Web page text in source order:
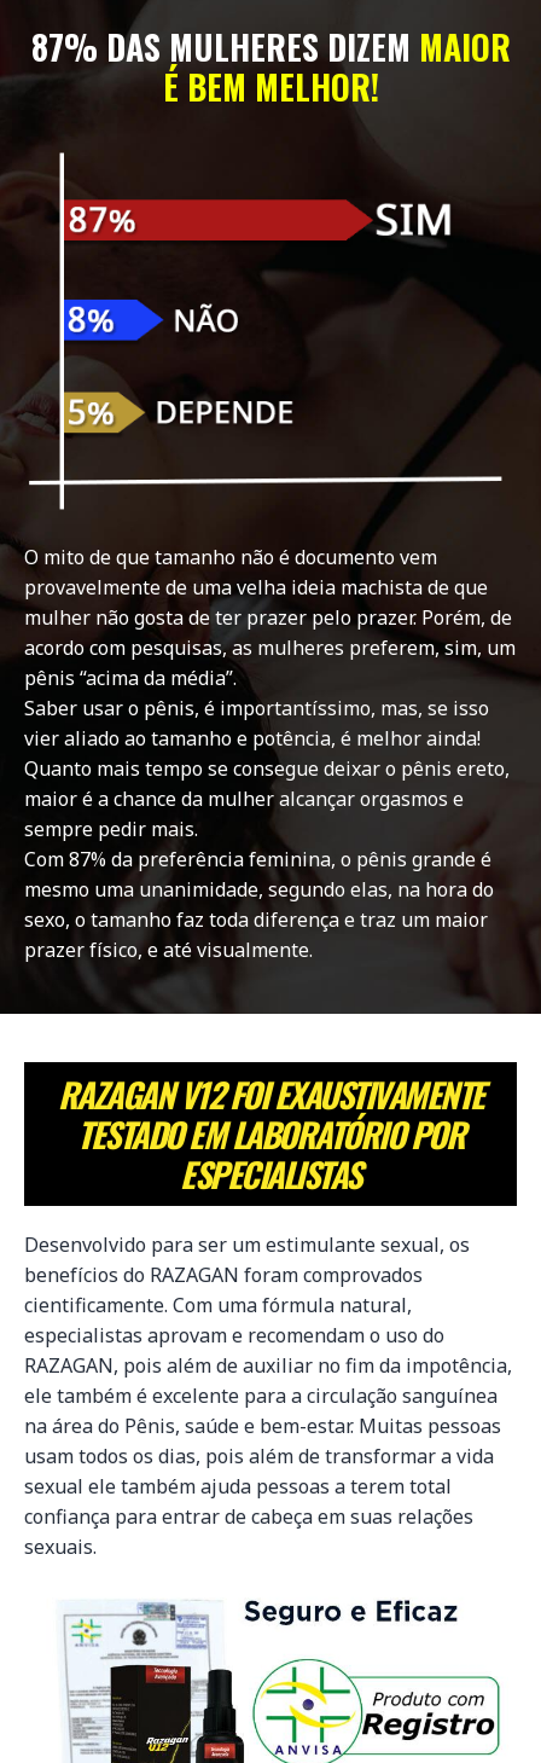
87% DAS MULHERES DIZEM MAIOR
É BEM MELHOR!
O mito de que tamanho não é documento vem
provavelmente de uma velha ideia machista de que
mulher não gosta de ter prazer pelo prazer. Porém, de
acordo com pesquisas, as mulheres preferem, sim, um
pênis “acima da média”.
Saber usar o pênis, é importantíssimo, mas, se isso
vier aliado ao tamanho e potência, é melhor ainda!
Quanto mais tempo se consegue deixar o pênis ereto,
maior é a chance da mulher alcançar orgasmos e
sempre pedir mais.
Com 87% da preferência feminina, o pênis grande é
mesmo uma unanimidade, segundo elas, na hora do
sexo, o tamanho faz toda diferença e traz um maior
prazer físico, e até visualmente.
RAZAGAN V12 FOI EXAUSTIVAMENTE
TESTADO EM LABORATÓRIO POR
ESPECIALISTAS
Desenvolvido para ser um estimulante sexual, os
benefícios do RAZAGAN foram comprovados
cientificamente. Com uma fórmula natural,
especialistas aprovam e recomendam o uso do
RAZAGAN, pois além de auxiliar no fim da impotência,
ele também é excelente para a circulação sanguínea
na área do Pênis, saúde e bem-estar. Muitas pessoas
usam todos os dias, pois além de transformar a vida
sexual ele também ajuda pessoas a terem total
confiança para entrar de cabeça em suas relações
sexuais.